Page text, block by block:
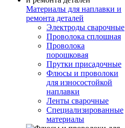
Материалы для наплавки и
ремонта деталей
Электроды сварочные
Проволока сплошная
Проволока
порошковая
Прутки присадочные
Флюсы и проволоки
для износостойкой
наплавки
Ленты сварочные
Специализированные
материалы